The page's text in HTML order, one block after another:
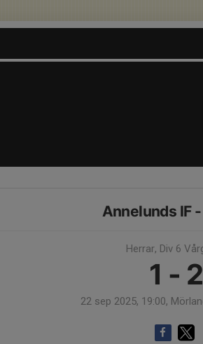
Annelunds IF
Herrar, Div 6
1 - 2
22 sep 2025, 19:00,